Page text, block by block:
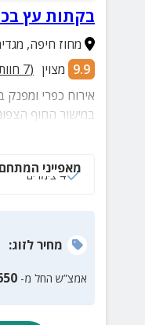
בקתות עץ
מחוז חיפה,
9.9 מצוין (
7
אירוח כפרי
במישור החוף
מרפסת וחצר
מאפייני המתחם
4 צימרים
מחירלזוג:
אמצ”ש החל מ-